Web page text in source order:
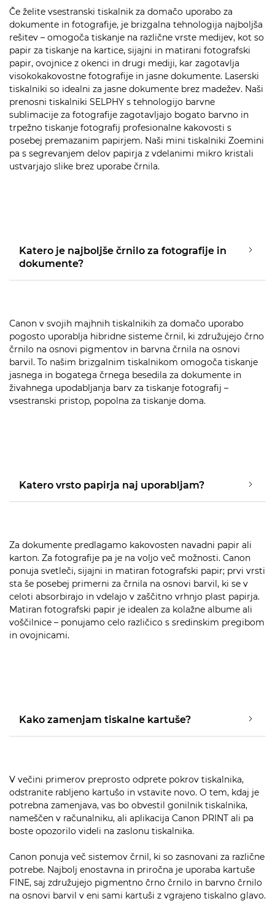
Če želite vsestranski tiskalnik za domačo uporabo za
dokumente in fotografije, je brizgalna tehnologija najboljša
rešitev – omogoča tiskanje na različne vrste medijev, kot so
papir za tiskanje na kartice, sijajni in matirani fotografski
papir, ovojnice z okenci in drugi mediji, kar zagotavlja
visokokakovostne fotografije in jasne dokumente. Laserski
tiskalniki so idealni za jasne dokumente brez madežev. Naši
prenosni tiskalniki SELPHY s tehnologijo barvne
sublimacije za fotografije zagotavljajo bogato barvno in
trpežno tiskanje fotografij profesionalne kakovosti s
posebej premazanim papirjem. Naši mini tiskalniki Zoemini
pa s segrevanjem delov papirja z vdelanimi mikro kristali
ustvarjajo slike brez uporabe črnila.
Katero je najboljše črnilo za fotografije in
dokumente?
Canon v svojih majhnih tiskalnikih za domačo uporabo
pogosto uporablja hibridne sisteme črnil, ki združujejo črno
črnilo na osnovi pigmentov in barvna črnila na osnovi
barvil. To našim brizgalnim tiskalnikom omogoča tiskanje
jasnega in bogatega črnega besedila za dokumente in
živahnega upodabljanja barv za tiskanje fotografij –
vsestranski pristop, popolna za tiskanje doma.
Katero vrsto papirja naj uporabljam?
Za dokumente predlagamo kakovosten navadni papir ali
karton. Za fotografije pa je na voljo več možnosti. Canon
ponuja svetleči, sijajni in matiran fotografski papir; prvi vrsti
sta še posebej primerni za črnila na osnovi barvil, ki se v
celoti absorbirajo in vdelajo v zaščitno vrhnjo plast papirja.
Matiran fotografski papir je idealen za kolažne albume ali
voščilnice – ponujamo celo različico s sredinskim pregibom
in ovojnicami.
Kako zamenjam tiskalne kartuše?
V večini primerov preprosto odprete pokrov tiskalnika,
odstranite rabljeno kartušo in vstavite novo. O tem, kdaj je
potrebna zamenjava, vas bo obvestil gonilnik tiskalnika,
nameščen v računalniku, ali aplikacija Canon PRINT ali pa
boste opozorilo videli na zaslonu tiskalnika.
Canon ponuja več sistemov črnil, ki so zasnovani za različne
potrebe. Najbolj enostavna in priročna je uporaba kartuše
FINE, saj združujejo pigmentno črno črnilo in barvno črnilo
na osnovi barvil v eni sami kartuši z vgrajeno tiskalno glavo.